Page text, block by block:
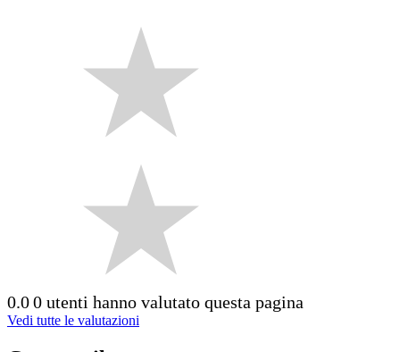
0.00 utenti hanno valutato questa pagina
Vedi tutte le valutazioni